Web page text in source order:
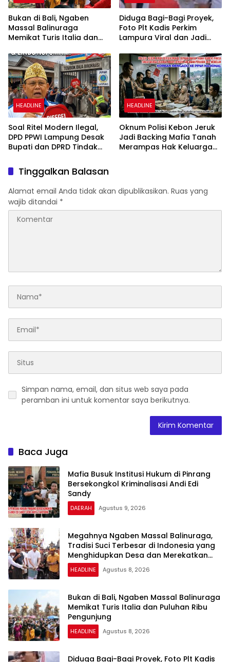
Bukan di Bali, Ngaben
Massal Balinuraga
Memikat Turis Italia dan
Diduga Bagi-Bagi Proyek,
Foto Plt Kadis Perkim
Lampura Viral dan Jadi
Netizen
HEADLINE
Soal Ritel Modern Ilegal,
DPD PPWI Lampung Desak
Bupati dan DPRD Tindak
No 02/2016
HEADLINE
Oknum Polisi Kebon Jeruk
Jadi Backing Mafia Tanah
Merampas Hak Keluarga
Tinggalkan Balasan
Alamat email Anda tidak akan dipublikasikan. Ruas yang
wajib ditandai *
Simpan nama, email, dan situs web saya pada
peramban ini untuk komentar saya berikutnya.
Baca Juga
Mafia Busuk Institusi Hukum di Pinrang
Bersekongkol Kriminalisasi Andi Edi
Sandy
DAERAH Agustus 9, 2026
Megahnya Ngaben Massal Balinuraga,
Tradisi Suci Terbesar di Indonesia yang
Menghidupkan Desa dan Merekatkan
Ikatan Keluarga
HEADLINE Agustus 8, 2026
Bukan di Bali, Ngaben Massal Balinuraga
Memikat Turis Italia dan Puluhan Ribu
Pengunjung
HEADLINE Agustus 8, 2026
Diduga Bagi-Bagi Proyek, Foto Plt Kadis